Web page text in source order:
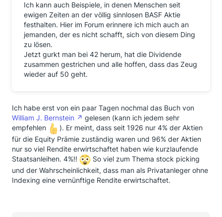
Ich kann auch Beispiele, in denen Menschen seit
ewigen Zeiten an der völlig sinnlosen BASF Aktie
festhalten. Hier im Forum erinnere ich mich auch an
jemanden, der es nicht schafft, sich von diesem Ding
zu lösen.
Jetzt gurkt man bei 42 herum, hat die Dividende
zusammen gestrichen und alle hoffen, dass das Zeug
wieder auf 50 geht.
Ich habe erst von ein paar Tagen nochmal das Buch von
William J. Bernstein
gelesen (kann ich jedem sehr
empfehlen
). Er meint, dass seit 1926 nur 4% der Aktien
für die Equity Prämie zuständig waren und 96% der Aktien
nur so viel Rendite erwirtschaftet haben wie kurzlaufende
Staatsanleihen. 4%!!
So viel zum Thema stock picking
und der Wahrscheinlichkeit, dass man als Privatanleger ohne
Indexing eine vernünftige Rendite erwirtschaftet.